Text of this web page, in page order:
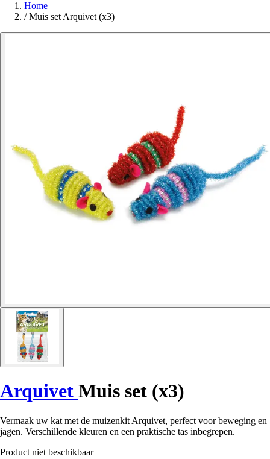
Home
/ Muis set Arquivet (x3)
Arquivet Muis set (x3)
Vermaak uw kat met de muizenkit Arquivet, perfect voor beweging en
jagen. Verschillende kleuren en een praktische tas inbegrepen.
Product niet beschikbaar